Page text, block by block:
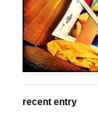
recent entry